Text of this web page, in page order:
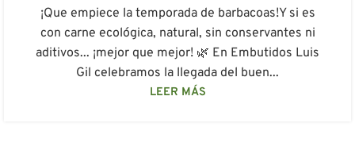
¡Que empiece la temporada de barbacoas!Y si es
con carne ecológica, natural, sin conservantes ni
aditivos... ¡mejor que mejor! 🌿 En Embutidos Luis
Gil celebramos la llegada del buen...
LEER MÁS